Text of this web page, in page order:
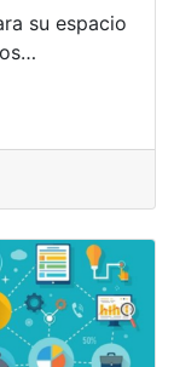
su espacio